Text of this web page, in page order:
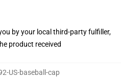
by your local third-party fulfiller,
product received
US-baseball-cap